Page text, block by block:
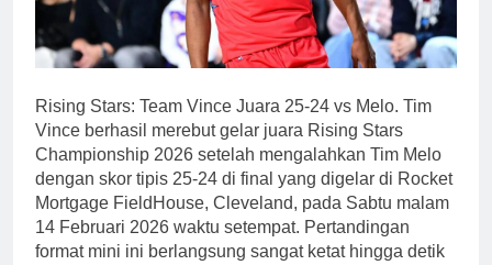
Rising Stars: Team Vince Juara 25-24 vs Melo. Tim
Vince berhasil merebut gelar juara Rising Stars
Championship 2026 setelah mengalahkan Tim Melo
dengan skor tipis 25-24 di final yang digelar di Rocket
Mortgage FieldHouse, Cleveland, pada Sabtu malam
14 Februari 2026 waktu setempat. Pertandingan
format mini ini berlangsung sangat ketat hingga detik